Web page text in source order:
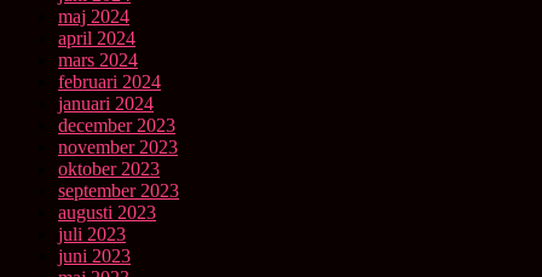
maj 2024
april 2024
mars 2024
februari 2024
januari 2024
december 2023
november 2023
oktober 2023
september 2023
augusti 2023
juli 2023
juni 2023